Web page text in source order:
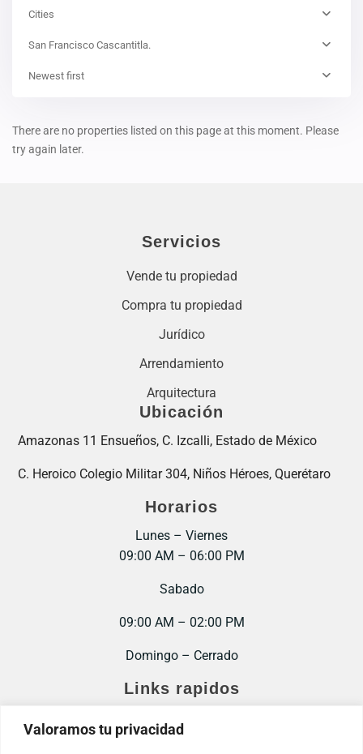
Valoramos tu privacidad
Cities
San Francisco Cascantitla.
Newest first
There are no properties listed on this page at this moment. Please
try again later.
Servicios
Vende tu propiedad
Compra tu propiedad
Jurídico
Arrendamiento
Arquitectura
Ubicación
Amazonas 11 Ensueños, C. Izcalli, Estado de México
C. Heroico Colegio Militar 304, Niños Héroes, Querétaro
Horarios
Lunes – Viernes
09:00 AM – 06:00 PM
Sabado
09:00 AM – 02:00 PM
Domingo – Cerrado
Links rapidos
Inicio